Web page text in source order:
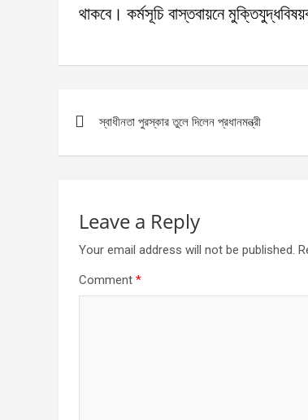
থাকবে। কর্মসূচি বাস্তবায়নে
navigation
স্বাধীনতা পুরস্কার তুলে দিলেন প্রধানমন্ত্রী
Leave a Reply
Your email address will not be published.
Comment *